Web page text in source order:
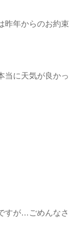
昨年からのお約束
当に天気が良かっ
すが…ごめんなさ